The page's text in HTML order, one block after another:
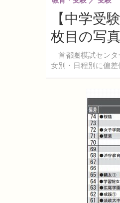
【中学受
枚目の写
首都圏模試センタ
女別・日程別に偏差